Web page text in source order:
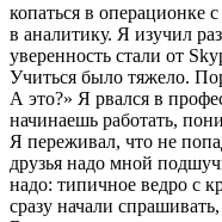
копаться в операционке
в аналитику. Я изучил
уверенность стали от
Учиться было тяжело.
А это?» Я рвался в
начинаешь работать,
Я переживал, что не
друзья надо мной
надо: типичное ведро с
сразу начали